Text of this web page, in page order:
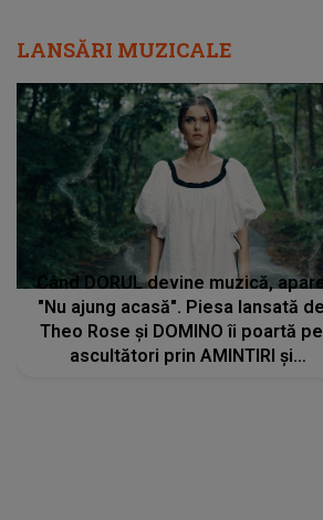
LANSĂRI MUZICALE
Când DORUL devine muzică,
"Nu ajung acasă". Piesa lansată de
Theo Rose și DOMINO îi poartă pe
ascultători prin AMINTIRI și